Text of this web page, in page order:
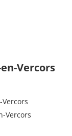
Vercors
Vercors